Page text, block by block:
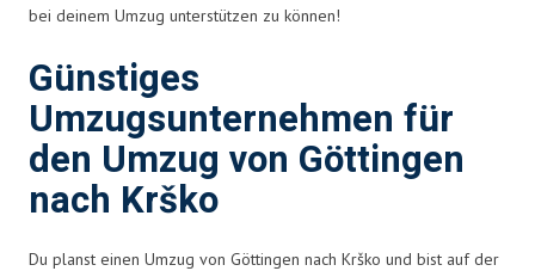
bei deinem Umzug unterstützen zu können!
Günstiges
Umzugsunternehmen für
den Umzug von Göttingen
nach Krško
Du planst einen Umzug von Göttingen nach Krško und bist auf der